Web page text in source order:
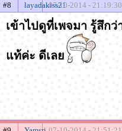
#8 layadakiss2107-10-2014 - 21:19:30
เข้าไปดูที่เพจมา รู้สึก
แท้ค่ะ ดีเลย